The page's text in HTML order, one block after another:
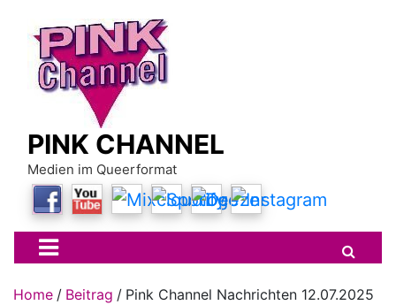
content
PINK CHANNEL
Medien im Queerformat
Home Beitrag Pink Channel Nachrichten 12.07.2025